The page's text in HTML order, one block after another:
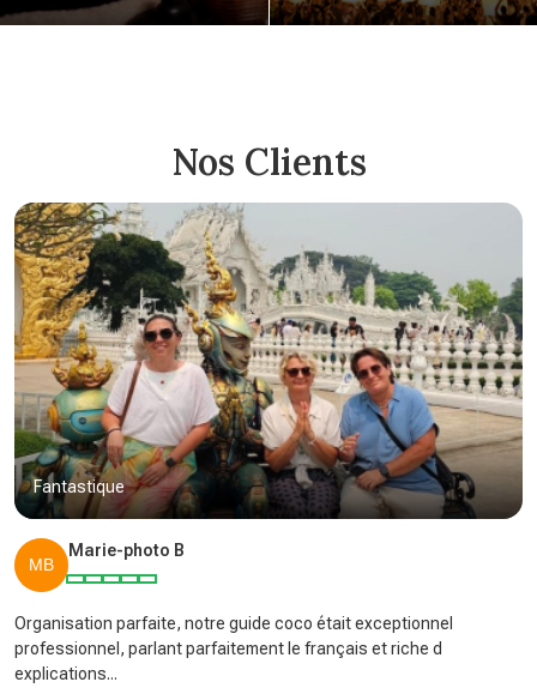
Nos Clients
Fantastique
Marie-photo B
Organisation parfaite, notre guide coco était exceptionnel
professionnel, parlant parfaitement le français et riche d
explications...